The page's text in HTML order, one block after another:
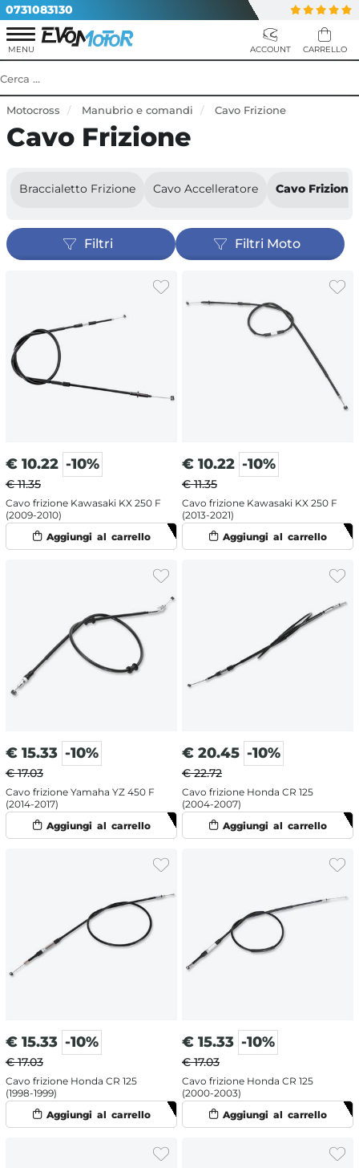
0731083130
Motocross Manubrio e comandi Cavo Frizione
Cavo Frizione
Braccialetto Frizione Cavo Accelleratore Cavo Frizione
Filtri Filtri Moto
€ 10.22 -10%
€ 11.35
Cavo frizione Kawasaki KX 250 F
(2009-2010)
€ 10.22 -10%
€ 11.35
Cavo frizione Kawasaki KX 250 F
(2013-2021)
€ 15.33 -10%
€ 17.03
Cavo frizione Yamaha YZ 450 F
(2014-2017)
€ 20.45 -10%
€ 22.72
Cavo frizione Honda CR 125
(2004-2007)
€ 15.33 -10%
€ 17.03
Cavo frizione Honda CR 125
(1998-1999)
€ 15.33 -10%
€ 17.03
Cavo frizione Honda CR 125
(2000-2003)